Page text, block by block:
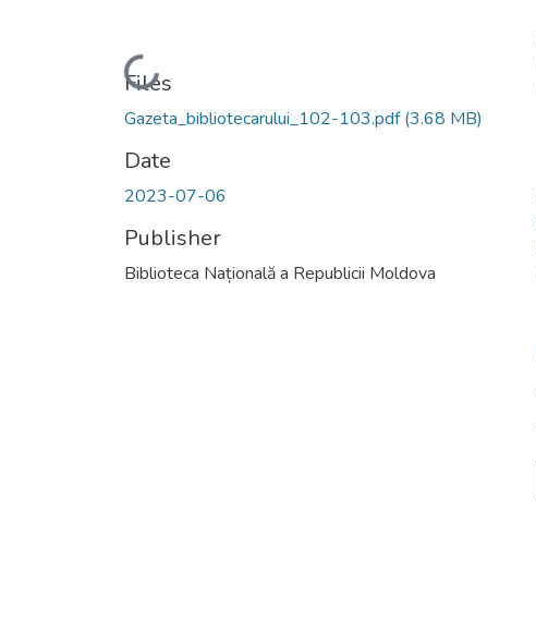
Loading...
Files
Gazeta_bibliotecarului_102-103.pdf(3.68 MB)
Date
2023-07-06
Publisher
Biblioteca Națională a Republicii Moldova